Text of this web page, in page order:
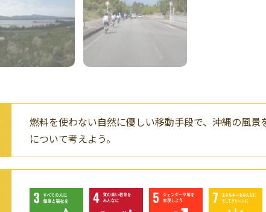
燃料を使わない自然に優しい移動手段で、沖縄の風景
について考えよう。